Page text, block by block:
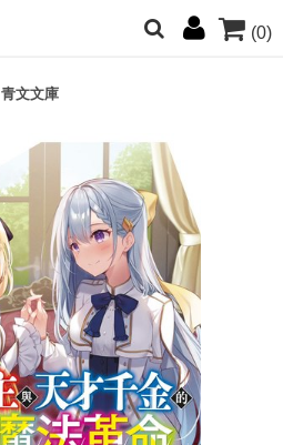
(0)
青文文庫